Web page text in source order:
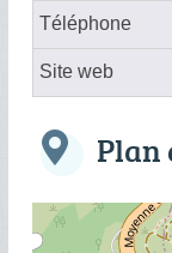
Téléphone
Site web
Plan